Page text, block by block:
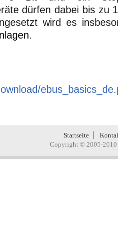
dürfen dabei bis zu
wird es
.
Startseite
Copyright © 2005-2010